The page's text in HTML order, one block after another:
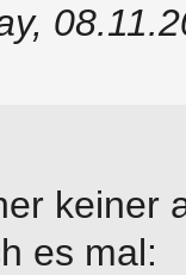
keiner
es mal: